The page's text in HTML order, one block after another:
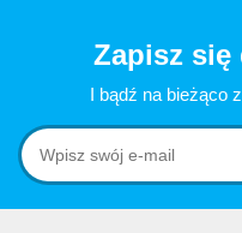
Zapisz się
I bądź na bieżąco